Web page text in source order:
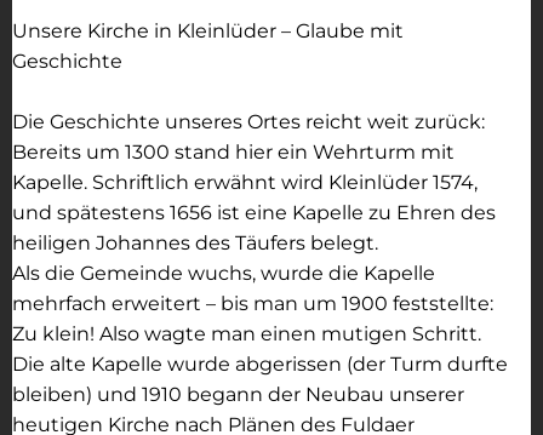
Unsere Kirche in Kleinlüder – Glaube mit
Geschichte
Die Geschichte unseres Ortes reicht weit zurück:
Bereits um 1300 stand hier ein Wehrturm mit
Kapelle. Schriftlich erwähnt wird Kleinlüder 1574,
und spätestens 1656 ist eine Kapelle zu Ehren des
heiligen Johannes des Täufers belegt.
Als die Gemeinde wuchs, wurde die Kapelle
mehrfach erweitert – bis man um 1900 feststellte:
Zu klein! Also wagte man einen mutigen Schritt.
Die alte Kapelle wurde abgerissen (der Turm durfte
bleiben) und 1910 begann der Neubau unserer
heutigen Kirche nach Plänen des Fuldaer